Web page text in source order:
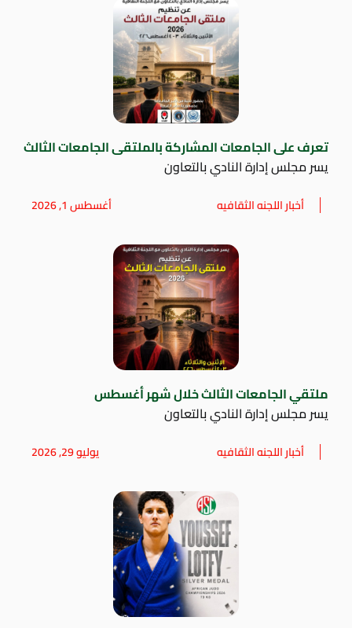
تعرف على الجامعات المشاركة بالملتقى الجامعات الثالث
يسر مجلس إدارة النادي بالتعاون
أخبار اللجنه الثقافيه أغسطس 1, 2026
ملتقي الجامعات الثالث خلال شهر أغسطس
يسر مجلس إدارة النادي بالتعاون
أخبار اللجنه الثقافيه يوليو 29, 2026